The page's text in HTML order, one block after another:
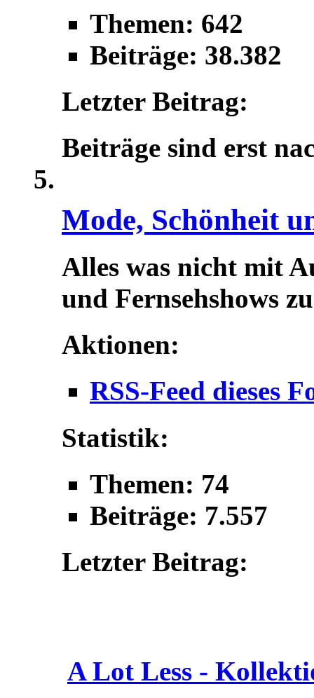
Themen: 642
Beiträge: 38.382
Letzter Beitrag:
Beiträge sind erst
Mode, Schönheit
Alles was nicht mit
und Fernsehshows
Aktionen:
RSS-Feed dieses
Statistik:
Themen: 74
Beiträge: 7.557
Letzter Beitrag:
A Lot Less -